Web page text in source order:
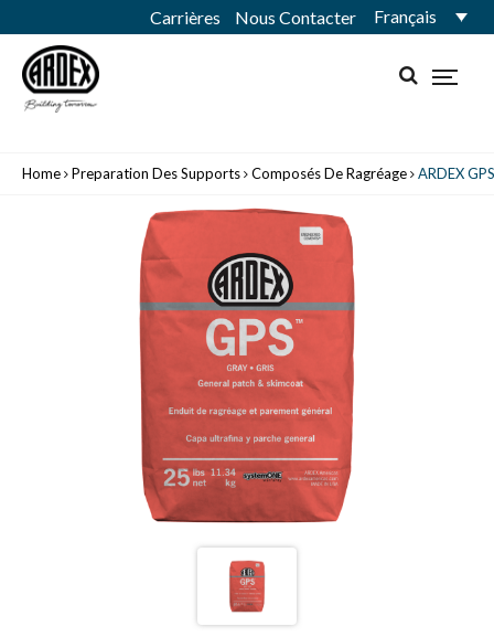
Carrières Nous Contacter Français
Home Preparation Des Supports Composés De Ragréage ARDEX